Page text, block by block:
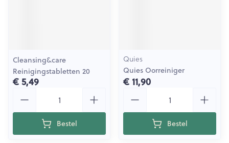
Cleansing&care
Reinigingstabletten 20
€ 5,49
Bestel
Quies
Quies Oorreiniger
€ 11,90
Bestel